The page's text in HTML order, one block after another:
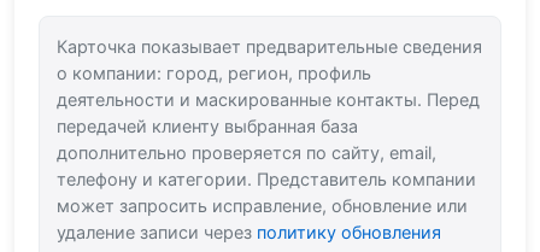
Карточка показывает предварительные сведения
о компании: город, регион, профиль
деятельности и маскированные контакты. Перед
передачей клиенту выбранная база
дополнительно проверяется по сайту, email,
телефону и категории. Представитель компании
может запросить исправление, обновление или
удаление записи через политику обновления